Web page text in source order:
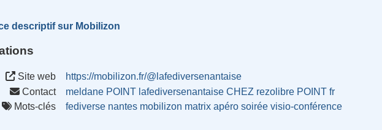
descriptif sur Mobilizon
Site web
https://mobilizon.fr/@lafediversenantaise
Contact
meldane POINT lafediversenantaise CHEZ rezolibre POINT fr
Mots-clés
fediverse nantes mobilizon matrix apéro soirée visio-conférence